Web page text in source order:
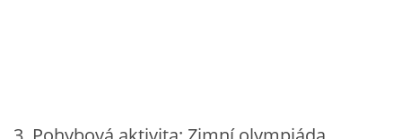
BÁSNĚ K TÉMATU PODZIM